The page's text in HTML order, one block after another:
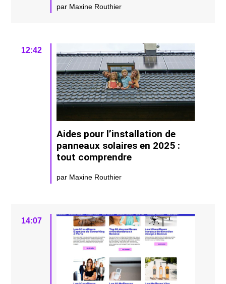
par Maxine Routhier
12:42
Aides pour l’installation de
panneaux solaires en 2025 :
tout comprendre
par Maxine Routhier
14:07